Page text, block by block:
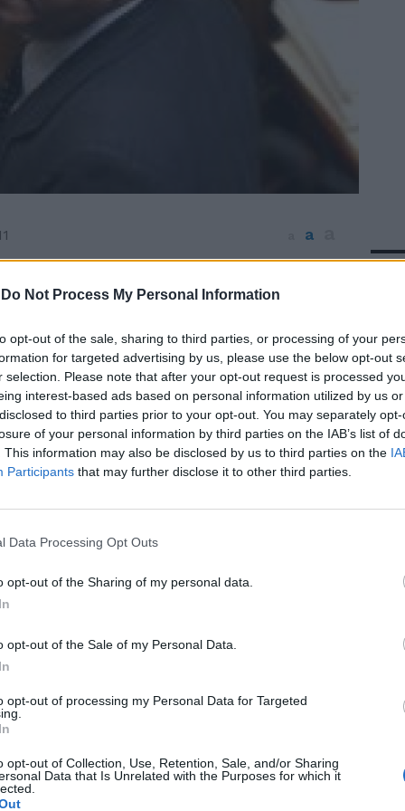
Do Not Process My Personal Information
opt-out of the sale, sharing to third parties, or processing of your
for targeted advertising by us, please use the below opt-out
selection. Please note that after your opt-out request is processed
interest-based ads based on personal information utilized by us
to third parties prior to your opt-out. You may separately
of your personal information by third parties on the IAB’s list of
This information may also be disclosed by us to third parties on the
Participants that may further disclose it to other third parties.
Data Processing Opt Outs
opt-out of the Sharing of my personal data.
opt-out of the Sale of my Personal Data.
opt-out of processing my Personal Data for Targeted
opt-out of Collection, Use, Retention, Sale, and/or Sharing
Data that Is Unrelated with the Purposes for which it
a
sulla votazione del bilancio 2010. Nel Pdl
ex Responsabili) 6, nel Misto 4. Non
leader leghista Umberto Bossi, che stava
sigaro nel cortile di Montecitorio e
i cronisti. Pochi minuti di ritardo. Ma
Della Lega mancava anche Matteo
papà la notte scorsa: «Gli ho
a casa - lo ha giustificato il capogruppo
Prima di essere un parlamentare deve
Non c'era il ministro dell'Economia
Ma Tremonti ha tenuto a precisare che
Cioè, ha detto ancora più
«Nessuna ragione politica, di nessun
che poche ore prima aveva
È stato Antonio Di Pietro a
nella piaga durante la trasmissione
Il leader dell'Idv ha avuto un botta e
il capogruppo del Pdl alla Camera
a Berlusconi «gli ha mandato un
mica da ridere», perché «ognuno di
da rivendicare: Romano è
In
Rudy Giuliani a Come States?
americana